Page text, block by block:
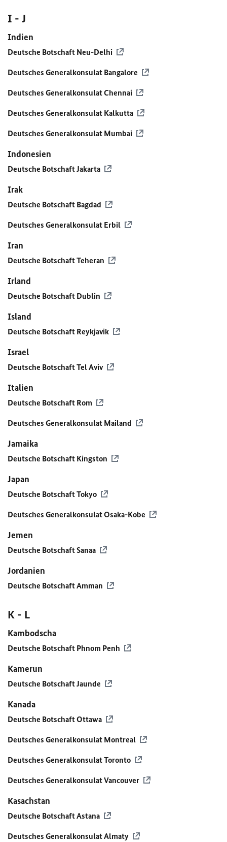
I - J
Indien
Deutsche Botschaft Neu-Delhi
Deutsches Generalkonsulat Bangalore
Deutsches Generalkonsulat Chennai
Deutsches Generalkonsulat Kalkutta
Deutsches Generalkonsulat Mumbai
Indonesien
Deutsche Botschaft Jakarta
Irak
Deutsche Botschaft Bagdad
Deutsches Generalkonsulat Erbil
Iran
Deutsche Botschaft Teheran
Irland
Deutsche Botschaft Dublin
Island
Deutsche Botschaft Reykjavik
Israel
Deutsche Botschaft Tel Aviv
Italien
Deutsche Botschaft Rom
Deutsches Generalkonsulat Mailand
Jamaika
Deutsche Botschaft Kingston
Japan
Deutsche Botschaft Tokyo
Deutsches Generalkonsulat Osaka-Kobe
Jemen
Deutsche Botschaft Sanaa
Jordanien
Deutsche Botschaft Amman
K - L
Kambodscha
Deutsche Botschaft Phnom Penh
Kamerun
Deutsche Botschaft Jaunde
Kanada
Deutsche Botschaft Ottawa
Deutsches Generalkonsulat Montreal
Deutsches Generalkonsulat Toronto
Deutsches Generalkonsulat Vancouver
Kasachstan
Deutsche Botschaft Astana
Deutsches Generalkonsulat Almaty